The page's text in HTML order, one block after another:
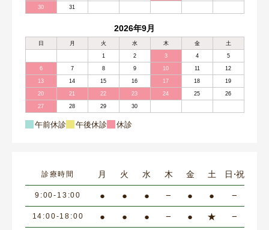
30 31
2026年9月
日 月 火 水 木 金 土
1 2 3 4 5
6 7 8 9 10 11 12
13 14 15 16 17 18 19
20 21 22 23 24 25 26
27 28 29 30
午前休診 午後休診 休診
診療時間 月 火 水 木 金 土 日・祝
9:00-13:00 ● ● ● − ● ● −
14:00-18:00 ● ● ● − ● ★ −